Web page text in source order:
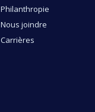
Philanthropie
Nous joindre
Carrières